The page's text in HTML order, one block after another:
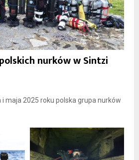
nurków w Sintzi
i maja 2025 roku polska grupa nurków